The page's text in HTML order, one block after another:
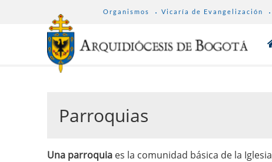
MENU
Organismos Vicaría de Evangelización
Parroquias
Una parroquia es la comunidad básica de la